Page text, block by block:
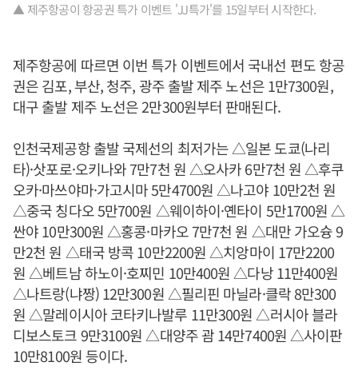
▲ 제주항공이 항공권 특가 이벤트 'JJ특가'를 15일부터 시작한다.
제주항공에 따르면 이번 특가 이벤트에서 국내선 편도 항공
권은 김포, 부산, 청주, 광주 출발 제주 노선은 1만7300원,
대구 출발 제주 노선은 2만300원부터 판매된다.
인천국제공항 출발 국제선의 최저가는 △일본 도쿄(나리
타)·삿포로·오키나와 7만7천 원 △오사카 6만7천 원 △후쿠
오카·마쓰야마·가고시마 5만4700원 △나고야 10만2천 원
△중국 칭다오 5만700원 △웨이하이·옌타이 5만1700원 △
싼야 10만300원 △홍콩·마카오 7만7천 원 △대만 가오슝 9
만2천 원 △태국 방콕 10만2200원 △치앙마이 17만2200
원 △베트남 하노이·호찌민 10만400원 △다낭 11만400원
△나트랑(냐짱) 12만300원 △필리핀 마닐라·클락 8만300
원 △말레이시아 코타키나발루 11만300원 △러시아 블라
디보스토크 9만3100원 △대양주 괌 14만7400원 △사이판
10만8100원 등이다.